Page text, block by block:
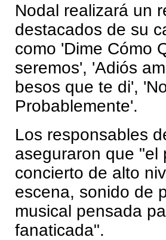
Nodal realizará un
destacados de su
como 'Dime Cómo
seremos', 'Adiós
besos que te di',
Probablemente'.
Los responsables
aseguraron que "el
concierto de alto
escena, sonido de
musical pensada
fanaticada".